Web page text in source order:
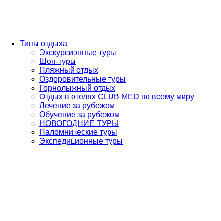
Типы отдыха
Экскурсионные туры
Шоп-туры
Пляжный отдых
Оздоровительные туры
Горнолыжный отдых
Отдых в отелях CLUB MED по всему миру
Лечение за рубежом
Обучение за рубежом
НОВОГОДНИЕ ТУРЫ
Паломнические туры
Экспедиционные туры